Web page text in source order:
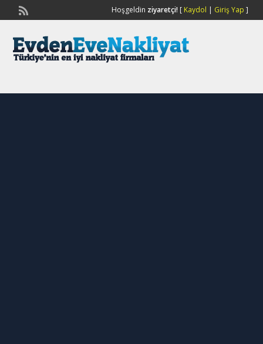
Hoşgeldin ziyaretçi![ Kaydol | Giriş Yap ]